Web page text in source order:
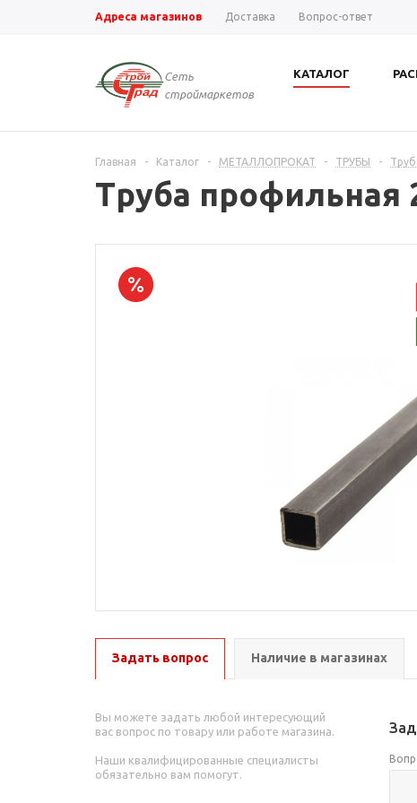
Адреса магазинов Доставка Вопрос-ответ
Сеть
строймаркетов
КАТАЛОГ
Главная - Каталог - МЕТАЛЛОПРОКАТ - ТРУБЫ -
Труба профильная
Задать вопрос Наличие в магазинах
Вы можете задать любой интересующий
вас вопрос по товару или работе магазина.
Наши квалифицированные специалисты
обязательно вам помогут.